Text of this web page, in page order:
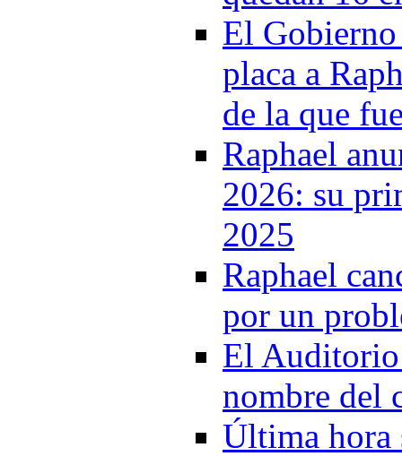
El
placa a
de la que
Raphael
2026: su
2025
Raphael
por un
El
nombre del
Última hora